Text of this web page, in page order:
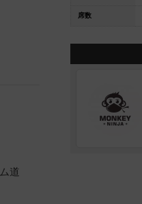
道
席数